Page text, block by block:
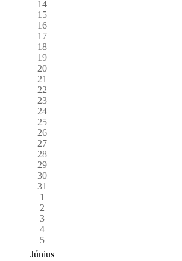
14
15
16
17
18
19
20
21
22
23
24
25
26
27
28
29
30
31
1
2
3
4
5
Június